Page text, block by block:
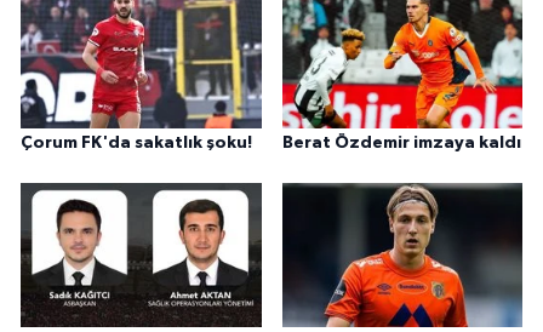
Çorum FK'da sakatlık şoku! Berat Özdemir imzaya kaldı